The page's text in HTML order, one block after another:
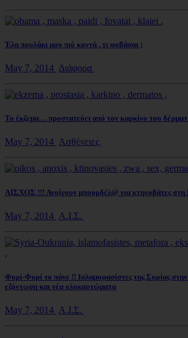
Έλα πουλάκι μου πιό κοντά , τι φοβάσαι ;
May 7, 2014 Διάφορα
Το έκζεμα… προστατεύει από τον καρκίνο του
May 7, 2014 Ασθένειες
ΑΙΣΧΟΣ !!! Ανοίγουν μπουρδέλ@ για κτηνοβάτες
May 7, 2014 Α.Ι.Σ.
Φυρί-Φυρί το πάνε !! Ισλαμοφασίστες της Συρίας
εξόντωση και νέα ολοκαυτώματα
May 7, 2014 Α.Ι.Σ.